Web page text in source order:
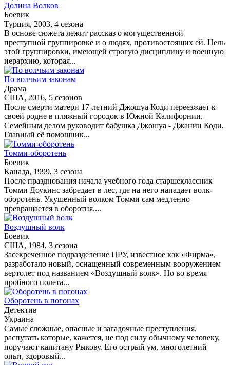
Долина Волков
Боевик
Турция, 2003, 4 сезона
В основе сюжета лежит рассказ о могущественной
преступной группировке и о людях, противостоящих ей. Цель
этой группировки, имеющей строгую дисциплину и военную
иерархию, которая...
По волчьим законам
Драма
США, 2016, 5 сезонов
После смерти матери 17-летний Джошуа Коди переезжает к
своей родне в пляжный городок в Южной Калифорнии.
Семейным делом руководит бабушка Джошуа - Джанин Коди.
Главный её помощник...
Томми-оборотень
Боевик
Канада, 1999, 3 сезона
После празднования начала учебного года старшеклассник
Томми Доукинс забредает в лес, где на него нападает волк-
оборотень. Укушенный волком Томми сам медленно
превращается в оборотня....
Воздушный волк
Боевик
США, 1984, 3 сезона
Засекреченное подразделение ЦРУ, известное как «Фирма»,
разработало новый, оснащенный современным вооружением
вертолет под названием «Воздушный волк». Но во время
пробного полета...
Оборотень в погонах
Детектив
Украина
Самые сложные, опасные и загадочные преступления,
распутать которые, кажется, не под силу обычному человеку,
поручают капитану Рыкову. Его острый ум, многолетний
опыт, здоровый...